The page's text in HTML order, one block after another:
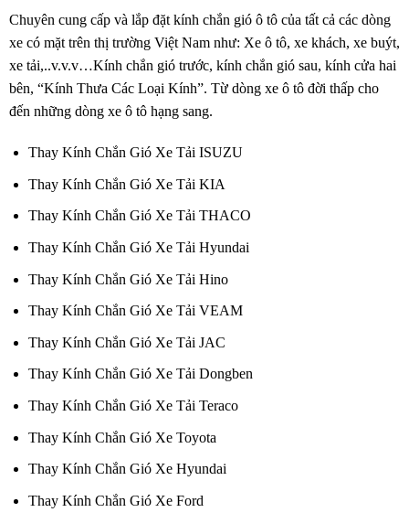
Chuyên cung cấp và lắp đặt kính chắn gió ô tô của tất cả các dòng
xe có mặt trên thị trường Việt Nam như: Xe ô tô, xe khách, xe buýt,
xe tải,..v.v.v…Kính chắn gió trước, kính chắn gió sau, kính cửa hai
bên, “Kính Thưa Các Loại Kính”. Từ dòng xe ô tô đời thấp cho
đến những dòng xe ô tô hạng sang.
Thay Kính Chắn Gió Xe Tải ISUZU
Thay Kính Chắn Gió Xe Tải KIA
Thay Kính Chắn Gió Xe Tải THACO
Thay Kính Chắn Gió Xe Tải Hyundai
Thay Kính Chắn Gió Xe Tải Hino
Thay Kính Chắn Gió Xe Tải VEAM
Thay Kính Chắn Gió Xe Tải JAC
Thay Kính Chắn Gió Xe Tải Dongben
Thay Kính Chắn Gió Xe Tải Teraco
Thay Kính Chắn Gió Xe Toyota
Thay Kính Chắn Gió Xe Hyundai
Thay Kính Chắn Gió Xe Ford